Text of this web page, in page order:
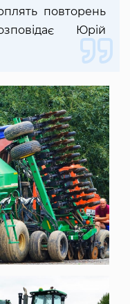
повторень
Юрій